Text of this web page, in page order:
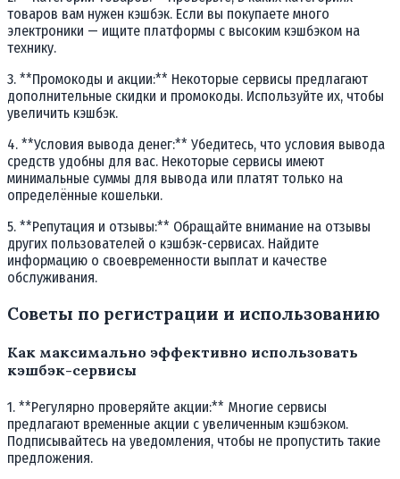
товаров вам нужен кэшбэк. Если вы покупаете много
электроники — ищите платформы с высоким кэшбэком на
технику.
3. **Промокоды и акции:** Некоторые сервисы предлагают
дополнительные скидки и промокоды. Используйте их, чтобы
увеличить кэшбэк.
4. **Условия вывода денег:** Убедитесь, что условия вывода
средств удобны для вас. Некоторые сервисы имеют
минимальные суммы для вывода или платят только на
определённые кошельки.
5. **Репутация и отзывы:** Обращайте внимание на отзывы
других пользователей о кэшбэк-сервисах. Найдите
информацию о своевременности выплат и качестве
обслуживания.
Советы по регистрации и использованию
Как максимально эффективно использовать
кэшбэк-сервисы
1. **Регулярно проверяйте акции:** Многие сервисы
предлагают временные акции с увеличенным кэшбэком.
Подписывайтесь на уведомления, чтобы не пропустить такие
предложения.